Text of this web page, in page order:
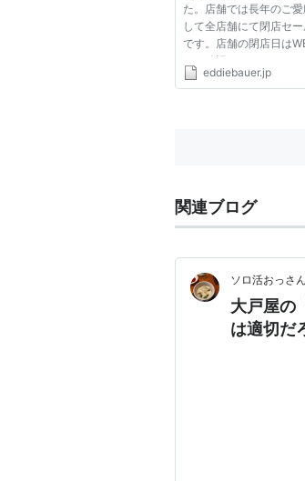
た。店舗では長年のご
して全店舗にて閉店セ
です。店舗の閉店日は
をご確認ください。"
eddiebauer.jp
関連ブログ
ソロ活おっさ
大戸屋の
は適切だ